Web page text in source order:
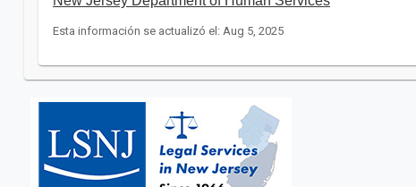
Esta información se actualizó el: Aug 5, 2025